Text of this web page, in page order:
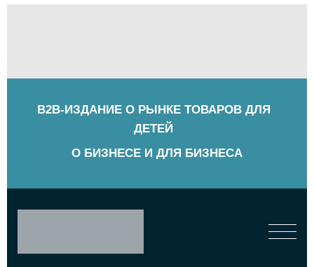
B2B-ИЗДАНИЕ О РЫНКЕ ТОВАРОВ ДЛЯ
ДЕТЕЙ
О БИЗНЕСЕ И ДЛЯ БИЗНЕСА